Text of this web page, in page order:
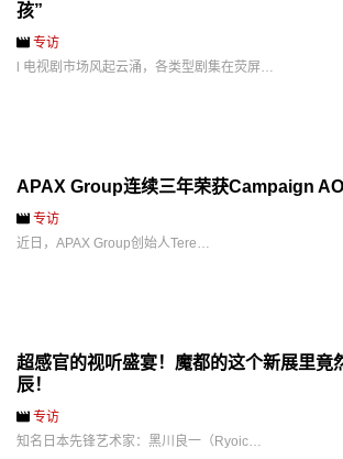
孩”
专访
l 电视剧市场风起云涌，各类型剧集在荧屏…
APAX Group连续三年荣获Campaign
专访
近日，APAX Group创始人Tere…
超感官的视听盛宴！魔都的这个新展里竟
辰！
专访
知名日本先锋艺术家：黑川良一（Ryoic…